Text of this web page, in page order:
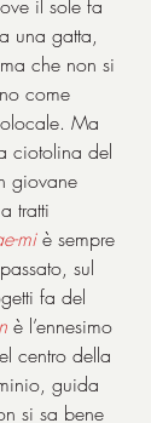
il sole fa
una gatta,
che non si
come
Ma
ciotolina del
giovane
tratti
mi è sempre
sul
fa del
è l’ennesimo
centro della
guida
si sa bene